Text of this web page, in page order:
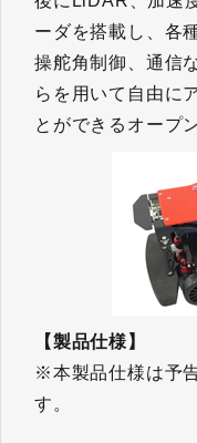
ーダを搭載し、各
操舵角制御、通信
らを用いて自由に
とができるオープ
【製品仕様】
※本製品仕様は予
す。